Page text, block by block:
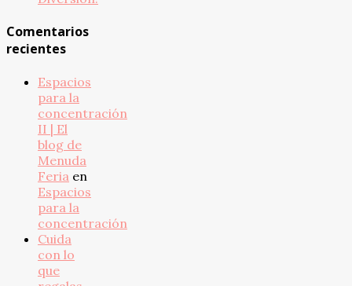
Comentarios
recientes
Espacios
para la
concentración
II | El
blog de
Menuda
Feria en
Espacios
para la
concentración
Cuida
con lo
que